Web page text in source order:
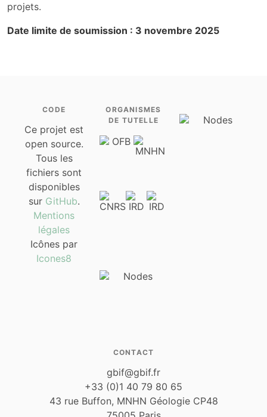
projets.
Date limite de soumission : 3 novembre 2025
CODE
Ce projet est
open source.
Tous les
fichiers sont
disponibles
sur GitHub.
Mentions
légales
Icônes par
Icones8
ORGANISMES
DE TUTELLE
CONTACT
gbif@gbif.fr
+33 (0)1 40 79 80 65
43 rue Buffon, MNHN Géologie CP48